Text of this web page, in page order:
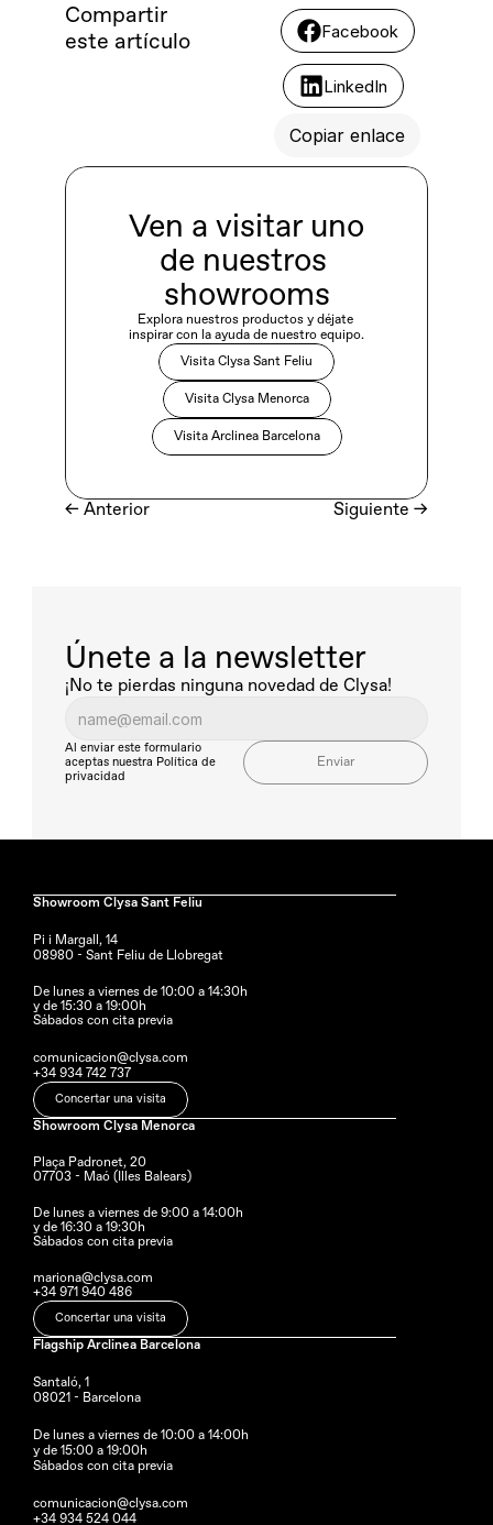
Compartir
este artículo
Facebook
LinkedIn
Copiar enlace
Ven a visitar uno
de nuestros
showrooms
Explora nuestros productos y déjate
inspirar con la ayuda de nuestro equipo.
Visita Clysa Sant Feliu
Visita Clysa Menorca
Visita Arclinea Barcelona
← Anterior Siguiente →
Únete a la newsletter
¡No te pierdas ninguna novedad de Clysa!
Al enviar este formulario
aceptas nuestra Política de
privacidad
Enviar
Showroom Clysa Sant Feliu
Pi i Margall, 14
08980 - Sant Feliu de Llobregat
De lunes a viernes de 10:00 a 14:30h
y de 15:30 a 19:00h
Sábados con cita previa
comunicacion@clysa.com
+34 934 742 737
Concertar una visita
Showroom Clysa Menorca
Plaça Padronet, 20
07703 - Maó (Illes Balears)
De lunes a viernes de 9:00 a 14:00h
y de 16:30 a 19:30h
Sábados con cita previa
mariona@clysa.com
+34 971 940 486
Concertar una visita
Flagship Arclinea Barcelona
Santaló, 1
08021 - Barcelona
De lunes a viernes de 10:00 a 14:00h
y de 15:00 a 19:00h
Sábados con cita previa
comunicacion@clysa.com
+34 934 524 044